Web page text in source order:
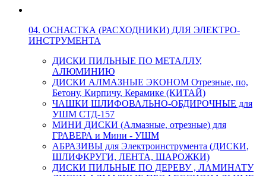
04. ОСНАСТКА (РАСХОДНИКИ) ДЛЯ ЭЛЕКТРО-
ИНСТРУМЕНТА
ДИСКИ ПИЛЬНЫЕ ПО МЕТАЛЛУ,
АЛЮМИНИЮ
ДИСКИ АЛМАЗНЫЕ ЭКОНОМ Отрезные, по,
Бетону, Кирпичу, Керамике (КИТАЙ)
ЧАШКИ ШЛИФОВАЛЬНО-ОБДИРОЧНЫЕ для
УШМ СТД-157
МИНИ ДИСКИ (Алмазные, отрезные) для
ГРАВЕРА и Мини - УШМ
АБРАЗИВЫ для Электроинструмента (ДИСКИ,
ШЛИФКРУГИ, ЛЕНТА, ШАРОЖКИ)
ДИСКИ ПИЛЬНЫЕ ПО ДЕРЕВУ , ЛАМИНАТУ